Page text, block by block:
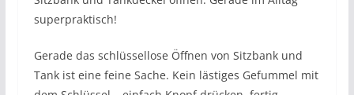
superpraktisch!
Gerade das schlüssellose Öffnen von Sitzbank und
Tank ist eine feine Sache. Kein lästiges Gefummel mit